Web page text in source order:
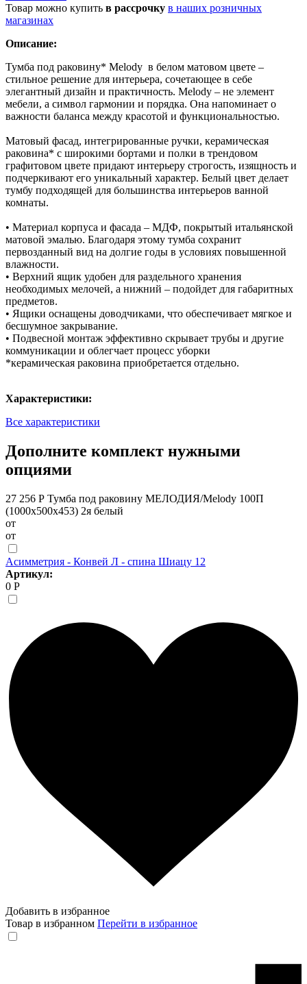
Товар можно купить в рассрочку в наших розничных
магазинах
Описание:
Тумба под раковину* Melody в белом матовом цвете –
стильное решение для интерьера, сочетающее в себе
элегантный дизайн и практичность. Melody – не элемент
мебели, а символ гармонии и порядка. Она напоминает о
важности баланса между красотой и функциональностью.
Матовый фасад, интегрированные ручки, керамическая
раковина* с широкими бортами и полки в трендовом
графитовом цвете придают интерьеру строгость, изящность и
подчеркивают его уникальный характер. Белый цвет делает
тумбу подходящей для большинства интерьеров ванной
комнаты.
• Материал корпуса и фасада – МДФ, покрытый итальянской
матовой эмалью. Благодаря этому тумба сохранит
первозданный вид на долгие годы в условиях повышенной
влажности.
• Верхний ящик удобен для раздельного хранения
необходимых мелочей, а нижний – подойдет для габаритных
предметов.
• Ящики оснащены доводчиками, что обеспечивает мягкое и
бесшумное закрывание.
• Подвесной монтаж эффективно скрывает трубы и другие
коммуникации и облегчает процесс уборки
*керамическая раковина приобретается отдельно.
Характеристики:
Все характеристики
Дополните комплект нужными
опциями
27 256 Р Тумба под раковину МЕЛОДИЯ/Melody 100П
(1000х500х453) 2я белый
от
от
Асимметрия - Конвей Л - спина Шиацу 12
Артикул:
0 Р
Добавить в избранное
Товар в избранном Перейти в избранное